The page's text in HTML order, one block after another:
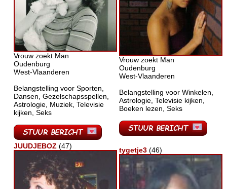
Vrouw zoekt Man
Oudenburg
West-Vlaanderen
Belangstelling voor Sporten,
Dansen, Gezelschapsspellen,
Astrologie, Muziek, Televisie
kijken, Seks
Vrouw zoekt Man
Oudenburg
West-Vlaanderen
Belangstelling voor Winkelen,
Astrologie, Televisie kijken,
Boeken lezen, Seks
JUUDJEBOZ (47) tygetje3 (46)